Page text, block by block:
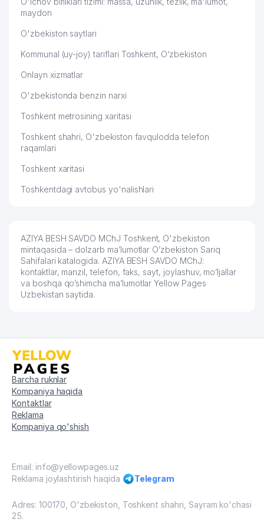
KORXONASI
53 INTER MEDIA RECORDS MChJ
54 C A WOLVES MChJ
TOSHKENT SHAHAR ICHKI ISHLAR
56
O'ZBEKISTON KURORT-
SOG'LOMLASHTIRISH BIRLASHMASI
57
UMUMIY O'RTA TA'LIM MAKTABI
BOSHQARMASINING SANITARIYA-
EPIDEMIOLOGIYA NAZORATI
BOSHQARMASI
60 OLMITAS MChJ
62 STROY ASPHALT-PRO MChJ 210 м
63 UNIXIMTEK AZIYA MChJ
64
BILIM POEZDI NODAVLAT TA'LIM
MUASSASASI
65
MARKAZI
MUASSASASI
68 LIBERTY COMFORT MChJ 214 м
maydon
O'zbekiston saytlari
Kommunal (uy-joy) tariflari Toshkent, O‘zbekiston
Onlayn xizmatlar
O'zbekistonda benzin narxi
Toshkent metrosining xaritasi
Toshkent shahri, O'zbekiston favqulodda telefon
raqamlari
Toshkent xaritasi
Toshkentdagi avtobus yo'nalishlari
AZIYA BESH SAVDO MChJ Toshkent, O'zbekiston
mintaqasida – dolzarb ma’lumotlar O’zbekiston Sariq
Sahifalari katalogida. AZIYA BESH SAVDO MChJ:
kontaktlar, manzil, telefon, faks, sayt, joylashuv, mo’ljallar
va boshqa qo’shimcha ma’lumotlar Yellow Pages
Uzbekistan saytida.
Barcha ruknlar
Kompaniya haqida
Kontaktlar
Reklama
Kompaniya qo'shish
Email: info@yellowpages.uz
Reklama joylashtirish haqida
Telegram
Adres: 100170, O'zbekiston, Toshkent shahri, Sayram ko'chasi
25.